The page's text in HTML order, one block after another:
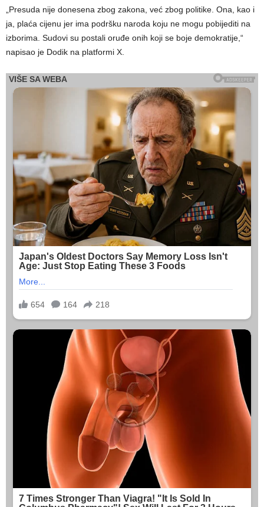
„Presuda nije donesena zbog zakona, već zbog politike. Ona, kao i
ja, plaća cijenu jer ima podršku naroda koju ne mogu pobijediti na
izborima. Sudovi su postali oruđe onih koji se boje demokratije,“
napisao je Dodik na platformi X.